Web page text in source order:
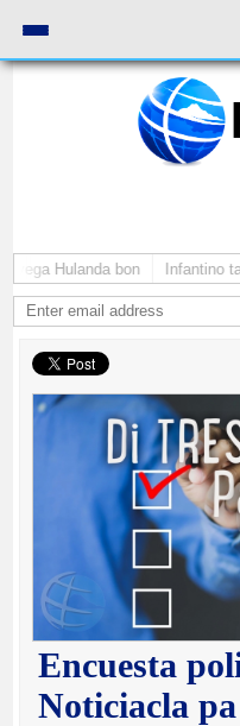
yega Hulanda bon Infantino
Encuesta
Noticiacla